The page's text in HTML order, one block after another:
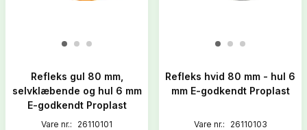
Refleks gul 80 mm,
selvklæbende og hul 6 mm
E-godkendt Proplast
Vare nr.: 26110101
Refleks hvid 80 mm - hul 6
mm E-godkendt Proplast
Vare nr.: 26110103